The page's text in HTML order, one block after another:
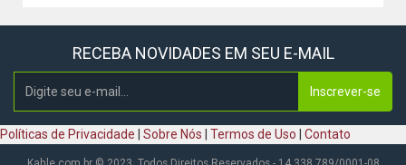
RECEBA NOVIDADES EM SEU E-MAIL
Inscrever-se
Políticas de Privacidade Sobre Nós Termos de Uso Contato